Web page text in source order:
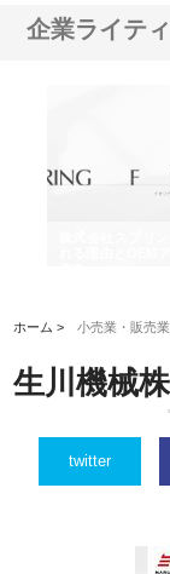
企業ライテ
ホーム >小売業・販売業
生川機械
twitter